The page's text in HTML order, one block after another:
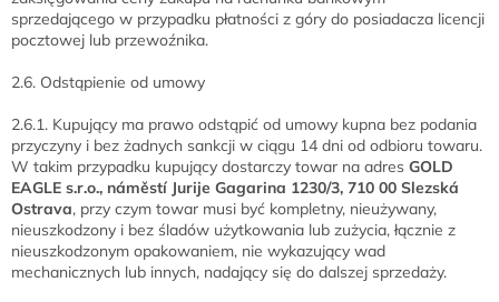
sprzedającego w przypadku płatności z góry do posiadacza licencji
pocztowej lub przewoźnika.
2.6. Odstąpienie od umowy
2.6.1. Kupujący ma prawo odstąpić od umowy kupna bez podania
przyczyny i bez żadnych sankcji w ciągu 14 dni od odbioru towaru.
W takim przypadku kupujący dostarczy towar na adres GOLD
EAGLE s.r.o., náměstí Jurije Gagarina 1230/3, 710 00 Slezská
Ostrava, przy czym towar musi być kompletny, nieużywany,
nieuszkodzony i bez śladów użytkowania lub zużycia, łącznie z
nieuszkodzonym opakowaniem, nie wykazujący wad
mechanicznych lub innych, nadający się do dalszej sprzedaży.